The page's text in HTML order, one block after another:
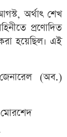
অর্থাৎ শেখ
প্রণোদিত
হয়েছিল। এই
(অব.)